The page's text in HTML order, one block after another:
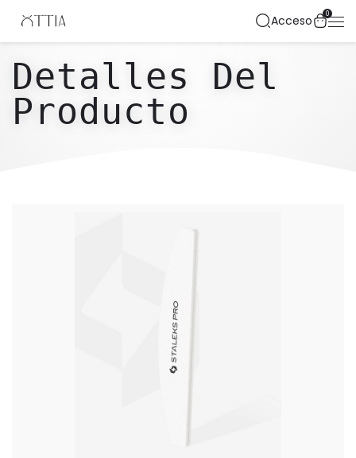
Acceso 0
Detalles Del
Producto